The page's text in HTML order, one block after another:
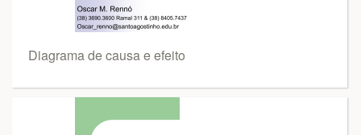
Diagrama de causa e efeito